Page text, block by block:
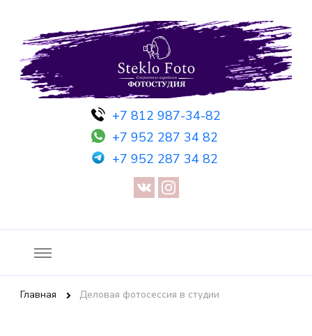
+7 812 987-34-82
+7 952 287 34 82
+7 952 287 34 82
Фотостудия SF
Фотосессия в студии СПб — Фотосессия в Санкт-Петербурге
— Предметная съемка — Невидимый манекен — Прозрачный
манекен — Сертификат на фотосессию
Главная Деловая фотосессия в студии